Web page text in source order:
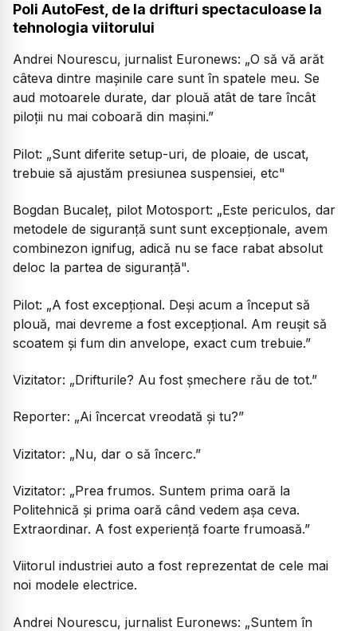
Poli AutoFest, de la drifturi spectaculoase la
tehnologia viitorului
Andrei Nourescu, jurnalist Euronews: „O să vă arăt
câteva dintre mașinile care sunt în spatele meu. Se
aud motoarele durate, dar plouă atât de tare încât
piloții nu mai coboară din mașini.”
Pilot: „Sunt diferite setup-uri, de ploaie, de uscat,
trebuie să ajustăm presiunea suspensiei, etc"
Bogdan Bucaleț, pilot Motosport: „Este periculos, dar
metodele de siguranță sunt sunt excepționale, avem
combinezon ignifug, adică nu se face rabat absolut
deloc la partea de siguranță".
Pilot: „A fost excepțional. Deși acum a început să
plouă, mai devreme a fost excepțional. Am reușit să
scoatem și fum din anvelope, exact cum trebuie.”
Vizitator: „Drifturile? Au fost șmechere rău de tot.”
Reporter: „Ai încercat vreodată și tu?”
Vizitator: „Nu, dar o să încerc.”
Vizitator: „Prea frumos. Suntem prima oară la
Politehnică și prima oară când vedem așa ceva.
Extraordinar. A fost experiență foarte frumoasă.”
Viitorul industriei auto a fost reprezentat de cele mai
noi modele electrice.
Andrei Nourescu, jurnalist Euronews: „Suntem în